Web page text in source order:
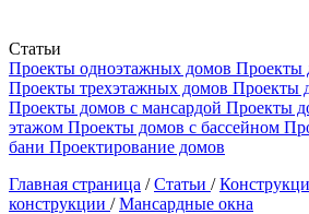
Статьи
Проекты одноэтажных домов Проекты
Проекты трехэтажных домов Проекты
Проекты домов с мансардой Проекты
этажом Проекты домов с бассейном
бани Проектирование домов
Главная страница / Статьи /
конструкции / Мансардные окна